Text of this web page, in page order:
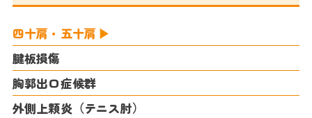
四十肩・五十肩
腱板損傷
胸郭出口症候群
外側上顆炎（テニス肘）